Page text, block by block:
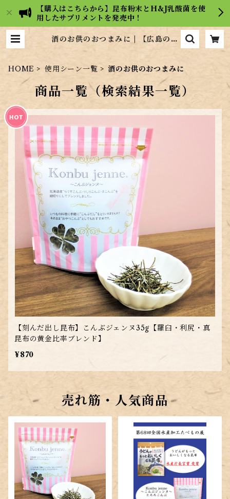
【購入はこちらから】昆布粉末とH&J乳酸菌を使
用したサプリメントを発売中！
酒のお供のおつまみに | 【広島の昆
HOME 使用シーン一覧 酒のお供のおつまみに
商品一覧（検索結果一覧）
【刻んだ出し昆布】こんぶジェンヌ35g【羅臼・利尻・真
昆布の黄金比率ブレンド】
¥870
売れ筋・人気商品